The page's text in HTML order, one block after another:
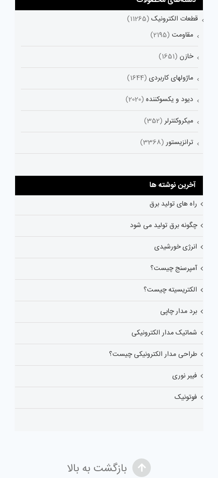
قطعات الکترونیک (11265)
مقاومت (2195)
خازن (1651)
ماژولهای کاربردی (1644)
دیود و یکسوکننده (2020)
میکروکنترلر (352)
ترانزیستور (3368)
آخرین نوشته ها
راه های تولید برق
چگونه برق تولید می شود
انرژی خورشیدی
آمپرسنج چیست؟
الکتریسیته چیست؟
برد مدار چاپی
شماتیک مدار الکترونیکی
طراحی مدار الکترونیکی چیست؟
فیبر نوری
فوتونیک
بازگشت به بالا